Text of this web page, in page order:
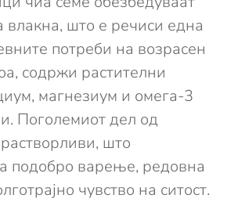
влакна, што е речиси една
потреби на возрасен
содржи растителни
магнезиум и омега-3
Поголемиот дел од
што
подобро варење, редовна
чувство на ситост.